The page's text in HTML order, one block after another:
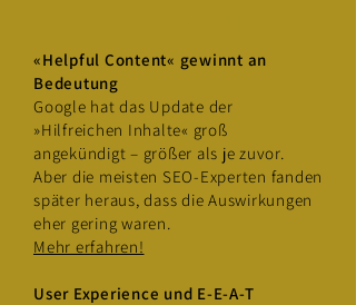
«Helpful Content« gewinnt an
Bedeutung
Google hat das Update der
»Hilfreichen Inhalte« groß
angekündigt – größer als je zuvor.
Aber die meisten SEO-Experten fanden
später heraus, dass die Auswirkungen
eher gering waren.
Mehr erfahren!
User Experience und E-E-A-T